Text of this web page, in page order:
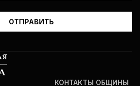
КОНТАКТЫ ОБЩИНЫ